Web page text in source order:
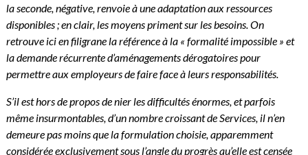
la seconde, négative, renvoie à une adaptation aux ressources
disponibles ; en clair, les moyens priment sur les besoins. On
retrouve ici en filigrane la référence à la « formalité impossible » et
la demande récurrente d’aménagements dérogatoires pour
permettre aux employeurs de faire face à leurs responsabilités.
S’il est hors de propos de nier les difficultés énormes, et parfois
même insurmontables, d’un nombre croissant de Services, il n’en
demeure pas moins que la formulation choisie, apparemment
considérée exclusivement sous l’angle du progrès qu’elle est censée